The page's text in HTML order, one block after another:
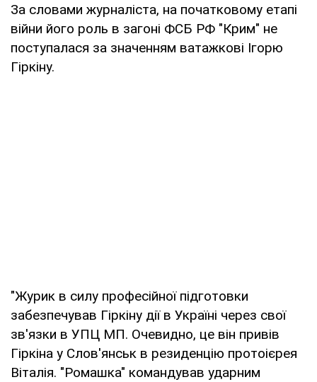
За словами журналіста, на початковому етапі
війни його роль в загоні ФСБ РФ "Крим" не
поступалася за значенням ватажкові Ігорю
Гіркіну.
"Журик в силу професійної підготовки
забезпечував Гіркіну дії в Україні через свої
зв'язки в УПЦ МП. Очевидно, це він привів
Гіркіна у Слов'янськ в резиденцію протоієрея
Віталія. "Ромашка" командував ударним